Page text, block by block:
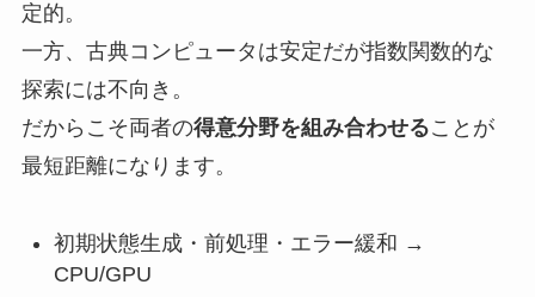
定的。
一方、古典コンピュータは安定だが指数関数的な
探索には不向き。
だからこそ両者の得意分野を組み合わせることが
最短距離になります。
初期状態生成・前処理・エラー緩和 →
CPU/GPU